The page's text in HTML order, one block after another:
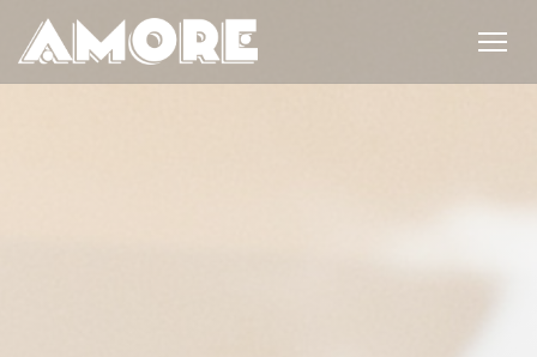
Cookies beheer paneel